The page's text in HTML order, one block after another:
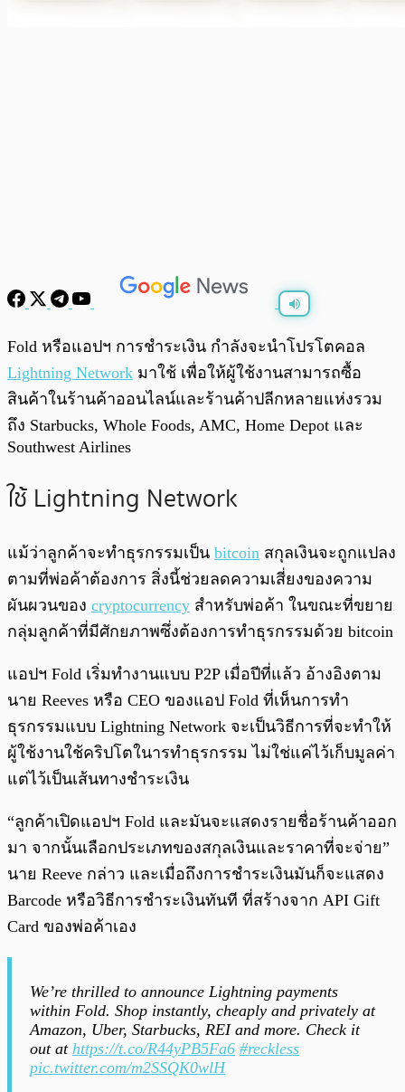
พร้อมเล่น 0:00
Fold หรือแอปฯ การชำระเงิน กำลังจะนำโปรโตคอล
Lightning Network มาใช้ เพื่อให้ผู้ใช้งานสามารถซื้อ
สินค้าในร้านค้าออนไลน์และร้านค้าปลีกหลายแห่งรวม
ถึง Starbucks, Whole Foods, AMC, Home Depot และ
Southwest Airlines
ใช้ Lightning Network
แม้ว่าลูกค้าจะทำธุรกรรมเป็น bitcoin สกุลเงินจะถูกแปลง
ตามที่พ่อค้าต้องการ สิ่งนี้ช่วยลดความเสี่ยงของความ
ผันผวนของ cryptocurrency สำหรับพ่อค้า ในขณะที่ขยาย
กลุ่มลูกค้าที่มีศักยภาพซึ่งต้องการทำธุรกรรมด้วย bitcoin
แอปฯ Fold เริ่มทำงานแบบ P2P เมื่อปีที่แล้ว อ้างอิงตาม
นาย Reeves หรือ CEO ของแอป Fold ที่เห็นการทำ
ธุรกรรมแบบ Lightning Network จะเป็นวิธีการที่จะทำให้
ผู้ใช้งานใช้คริปโตในารทำธุรกรรม ไม่ใช่แค่ไว้เก็บมูลค่า
แต่ไว้เป็นเส้นทางชำระเงิน
“ลูกค้าเปิดแอปฯ Fold และมันจะแสดงรายชื่อร้านค้าออก
มา จากนั้นเลือกประเภทของสกุลเงินและราคาที่จะจ่าย”
นาย Reeve กล่าว และเมื่อถึงการชำระเงินมันก็จะแสดง
Barcode หรือวิธีการชำระเงินทันที ที่สร้างจาก API Gift
Card ของพ่อค้าเอง
We’re thrilled to announce Lightning payments
within Fold. Shop instantly, cheaply and privately at
Amazon, Uber, Starbucks, REI and more. Check it
out at https://t.co/R44yPB5Fa6 #reckless
pic.twitter.com/m2SSQK0wlH